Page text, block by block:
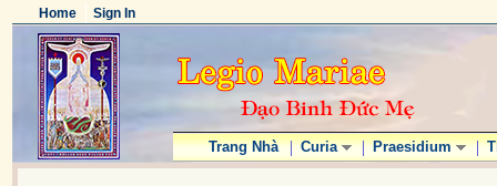
Home Sign In
Trang Nhà Curia Praesidium